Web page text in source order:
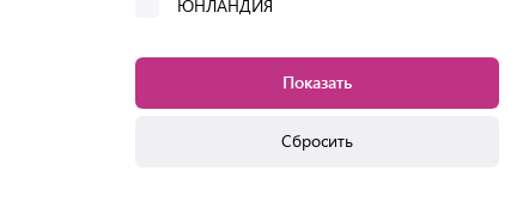
ЮНЛАНДИЯ
Показать
Сбросить